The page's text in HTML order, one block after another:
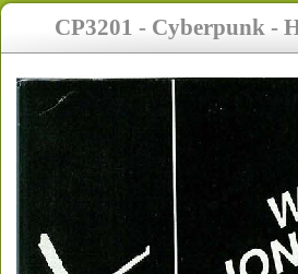
CP3201 - Cyberpunk -